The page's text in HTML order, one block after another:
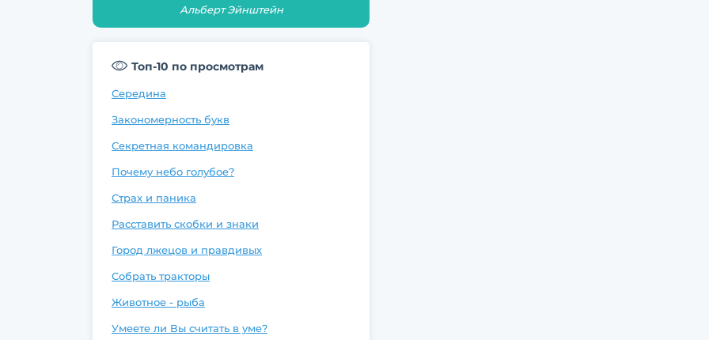
Альберт Эйнштейн
Топ-10 по просмотрам
Середина
Закономерность букв
Секретная командировка
Почему небо голубое?
Страх и паника
Расставить скобки и знаки
Город лжецов и правдивых
Собрать тракторы
Животное - рыба
Умеете ли Вы считать в уме?